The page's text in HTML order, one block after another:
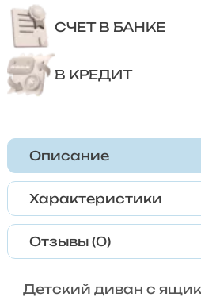
СЧЕТ В БАНКЕ
В КРЕДИТ
Описание
Характеристики
Отзывы (0)
Детский диван с